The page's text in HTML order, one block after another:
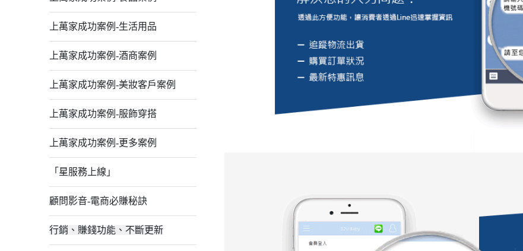
上萬家成功案例-生活用品
上萬家成功案例-酒商案例
上萬家成功案例-美妝客戶案例
上萬家成功案例-服飾穿搭
上萬家成功案例-更多案例
「星服務上線」
顧問影音-電商必賺秘訣
行銷、賺錢功能、不斷更新